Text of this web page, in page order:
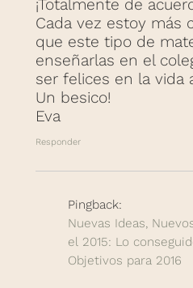
¡Totalmente de
Cada vez estoy más
que este tipo de
enseñarlas en el
ser felices en la vida
Un besico!
Eva
Responder
Pingback:
Nuevas Ideas,
el 2015: Lo
Objetivos para 2016